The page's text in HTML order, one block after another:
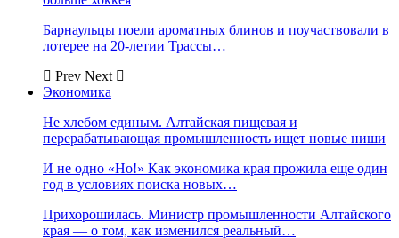
Барнаульцы поели ароматных блинов и поучаствовали в
лотерее на 20-летии Трассы…
Prev Next
Экономика
Не хлебом единым. Алтайская пищевая и
перерабатывающая промышленность ищет новые ниши
И не одно «Но!» Как экономика края прожила еще один
год в условиях поиска новых…
Прихорошилась. Министр промышленности Алтайского
края — о том, как изменился реальный…